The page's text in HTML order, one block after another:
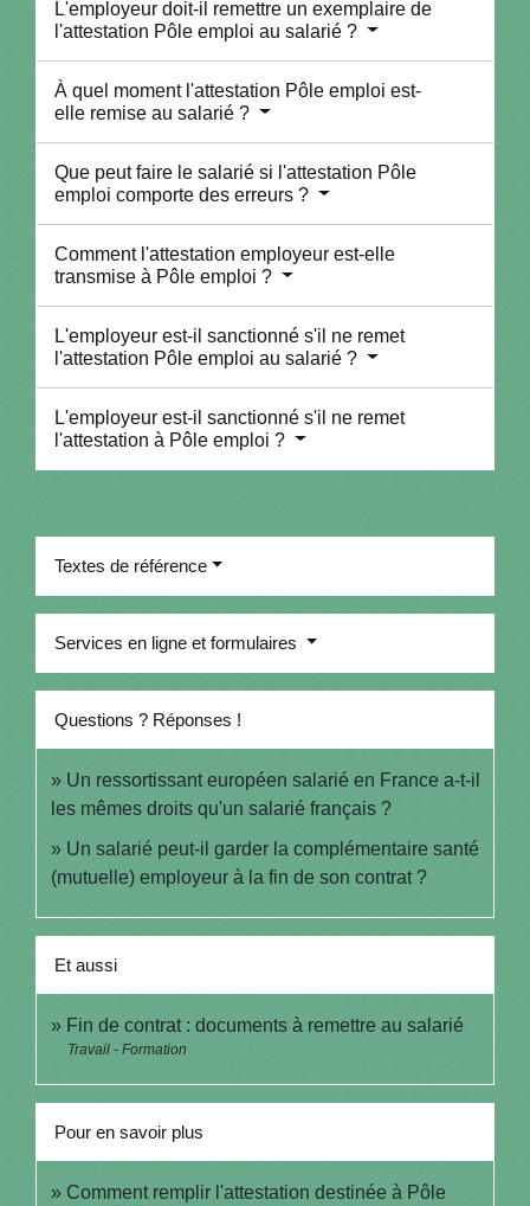
L'employeur doit-il remettre un exemplaire de
l'attestation Pôle emploi au salarié ?
À quel moment l'attestation Pôle emploi est-
elle remise au salarié ?
Que peut faire le salarié si l'attestation Pôle
emploi comporte des erreurs ?
Comment l'attestation employeur est-elle
transmise à Pôle emploi ?
L'employeur est-il sanctionné s'il ne remet
l'attestation Pôle emploi au salarié ?
L'employeur est-il sanctionné s'il ne remet
l'attestation à Pôle emploi ?
Textes de référence
Services en ligne et formulaires
Questions ? Réponses !
Un ressortissant européen salarié en France a-t-il
les mêmes droits qu'un salarié français ?
Un salarié peut-il garder la complémentaire santé
(mutuelle) employeur à la fin de son contrat ?
Et aussi
Fin de contrat : documents à remettre au salarié
Travail - Formation
Pour en savoir plus
Comment remplir l'attestation destinée à Pôle